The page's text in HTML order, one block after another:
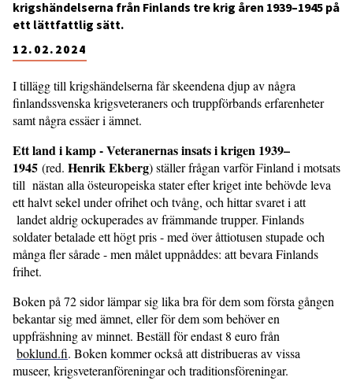
12.02.2024
krigshändelserna från Finlands tre krig åren 1939–1945 på
ett lättfattlig sätt.
I tillägg till krigshändelserna får skeendena djup av några
finlandssvenska krigsveteraners och truppförbands erfarenheter
samt några essäer i ämnet.
Ett land i kamp - Veteranernas insats i krigen 1939–
1945 (red. Henrik Ekberg) ställer frågan varför Finland i motsats
till nästan alla östeuropeiska stater efter kriget inte behövde leva
ett halvt sekel under ofrihet och tvång, och hittar svaret i att
landet aldrig ockuperades av främmande trupper. Finlands
soldater betalade ett högt pris - med över åttiotusen stupade och
många fler sårade - men målet uppnåddes: att bevara Finlands
frihet.
Boken på 72 sidor lämpar sig lika bra för dem som första gången
bekantar sig med ämnet, eller för dem som behöver en
uppfräshning av minnet. Beställ för endast 8 euro från
boklund.fi. Boken kommer också att distribueras av vissa
museer, krigsveteranföreningar och traditionsföreningar.